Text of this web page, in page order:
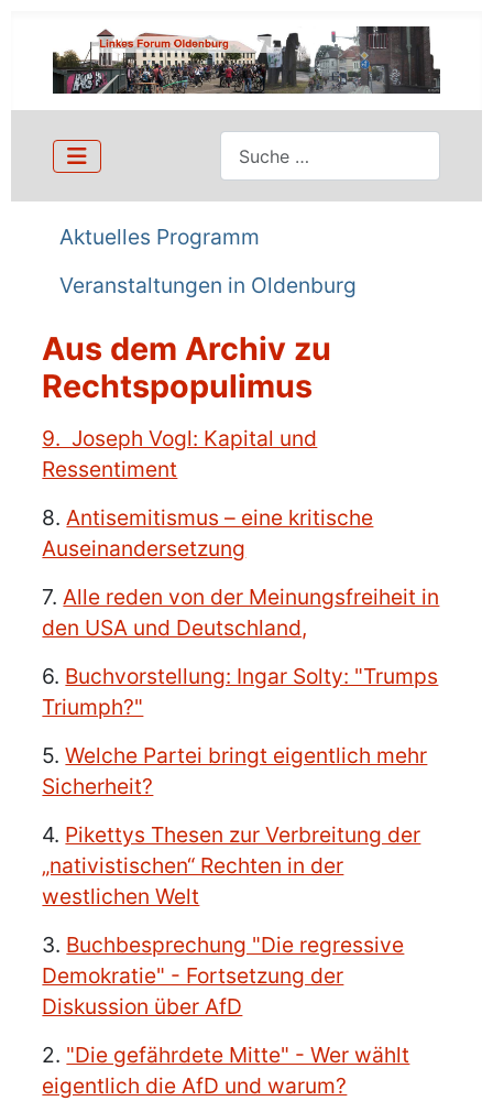
Suchen
Aktuelles Programm
Veranstaltungen in Oldenburg
Aus dem Archiv zu
Rechtspopulimus
Details
9. Joseph Vogl: Kapital und
Ressentiment
8.Antisemitismus – eine kritische
Auseinandersetzung
7.Alle reden von der Meinungsfreiheit in
den USA und Deutschland,
6. Buchvorstellung: Ingar Solty: "Trumps
Triumph?"
5.Welche Partei bringt eigentlich mehr
Sicherheit?
4. Pikettys Thesen zur Verbreitung der
„nativistischen“ Rechten in der
westlichen Welt
3. Buchbesprechung "Die regressive
Demokratie" - Fortsetzung der
Diskussion über AfD
2. "Die gefährdete Mitte" - Wer wählt
eigentlich die AfD und warum?